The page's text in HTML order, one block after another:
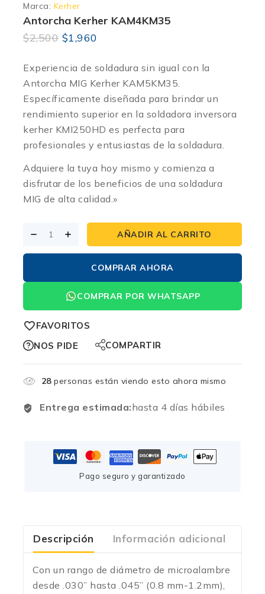
Marca: Kerher
Antorcha Kerher KAM4KM35
$2,500 $1,960
Experiencia de soldadura sin igual con la
Antorcha MIG Kerher KAM5KM35.
Específicamente diseñada para brindar un
rendimiento superior en la soldadora inversora
kerher KMI250HD es perfecta para
profesionales y entusiastas de la soldadura.
Adquiere la tuya hoy mismo y comienza a
disfrutar de los beneficios de una soldadura
MIG de alta calidad.»
AÑADIR AL CARRITO
COMPRAR AHORA
COMPRAR POR WHATSAPP
FAVORITOS
NOS PIDE
COMPARTIR
28personas están viendo esto ahora mismo
Entrega estimada:hasta 4 días hábiles
Pago seguro y garantizado
Descripción Información adicional
Con un rango de diámetro de microalambre
desde .030” hasta .045” (0.8 mm-1.2mm),